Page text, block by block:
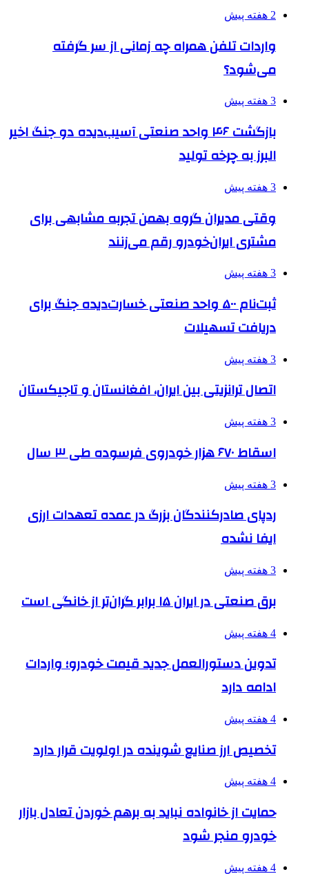
2 هفته پیش
واردات تلفن همراه چه زمانی از سر گرفته
می‌شود؟
3 هفته پیش
بازگشت ۴۶ واحد صنعتی آسیب‌دیده دو جنگ اخیر
البرز به چرخه تولید
3 هفته پیش
وقتی مدیران گروه بهمن تجربه مشابهی برای
مشتری ایران‌خودرو رقم می‌زنند
3 هفته پیش
ثبت‌نام ۵۰۰ واحد صنعتی خسارت‌دیده جنگ برای
دریافت تسهیلات
3 هفته پیش
اتصال ترانزیتی بین ایران، افغانستان و تاجیکستان
3 هفته پیش
اسقاط ۶۷۰ هزار خودروی فرسوده طی ۳ سال
3 هفته پیش
ردپای صادرکنندگان بزرگ در عمده تعهدات ارزی
ایفا نشده
3 هفته پیش
برق صنعتی در ایران ۱۵ برابر گران‌تر از خانگی است
4 هفته پیش
تدوین دستورالعمل جدید قیمت خودرو؛ واردات
ادامه دارد
4 هفته پیش
تخصیص ارز صنایع شوینده در اولویت قرار دارد
4 هفته پیش
حمایت از خانواده نباید به برهم خوردن تعادل بازار
خودرو منجر شود
4 هفته پیش